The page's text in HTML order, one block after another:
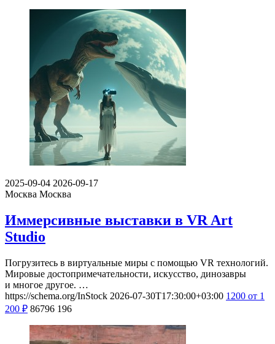
2025-09-04 2026-09-17
Москва Москва
Иммерсивные выставки в VR Art
Studio
Погрузитесь в виртуальные миры с помощью VR технологий.
Мировые достопримечательности, искусство, динозавры
и многое другое. …
https://schema.org/InStock 2026-07-30T17:30:00+03:00 1200 от 1
200 ₽ 86796 196